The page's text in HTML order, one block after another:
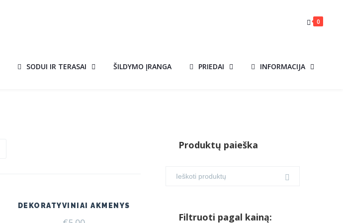
0
SODUI IR TERASAI ŠILDYMO ĮRANGA PRIEDAI INFORMACIJA
DEKORATYVINIAI AKMENYS
Produktų paieška
Filtruoti pagal kainą: